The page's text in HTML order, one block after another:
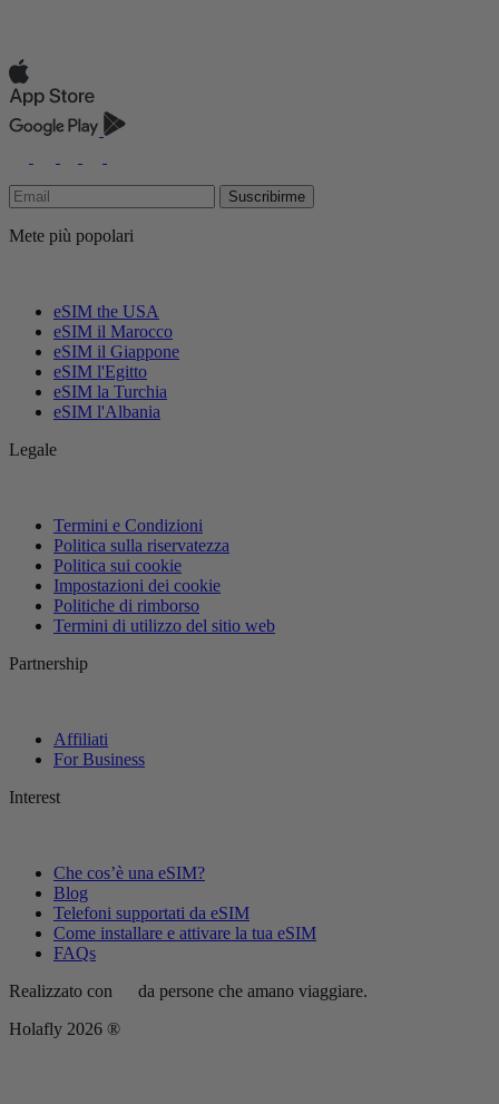
Suscribirme
Mete più popolari
eSIM the USA
eSIM il Marocco
eSIM il Giappone
eSIM l'Egitto
eSIM la Turchia
eSIM l'Albania
Legale
Termini e Condizioni
Politica sulla riservatezza
Politica sui cookie
Impostazioni dei cookie
Politiche di rimborso
Termini di utilizzo del sitio web
Partnership
Affiliati
For Business
Interest
Che cos’è una eSIM?
Blog
Telefoni supportati da eSIM
Come installare e attivare la tua eSIM
FAQs
Realizzato con
da persone che amano viaggiare.
Holafly 2026 ®